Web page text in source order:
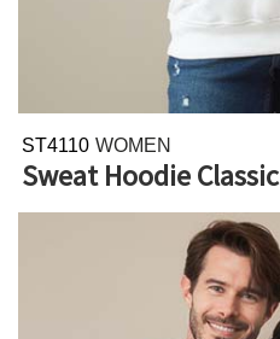
ST4110 WOMEN
Sweat Hoodie Classic